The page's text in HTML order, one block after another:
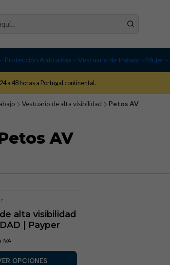
Protección Anticaídas Vestuario de trabajo Mujer
a 48 horas a Portugal continental.
Vestuario de alta visibilidad Petos AV
AV
alta visibilidad
| Payper
IVA
OPCIONES